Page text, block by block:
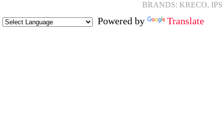
BRANDS: KRECO,
Powered by Translate